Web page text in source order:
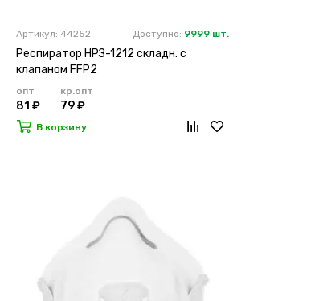
Артикул: 44252 Доступно: 9999 шт.
Респиратор НРЗ-1212 складн. с
клапаном FFP2
опт
81 ₽
кр.опт
79 ₽
В корзину